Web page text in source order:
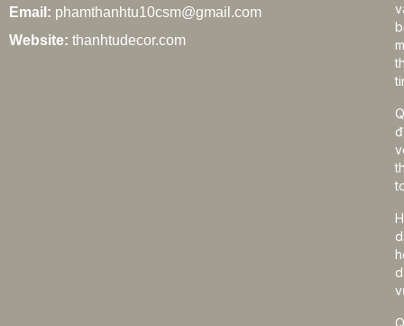
Email: phamthanhtu10csm@gmail.com
Website: thanhtudecor.com